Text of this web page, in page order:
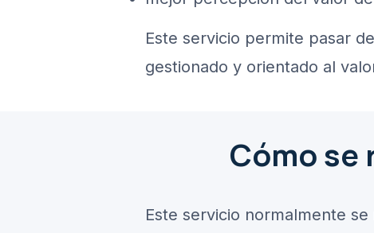
Este servicio permite pasar
gestionado y orientado al
Cómo se
​Este servicio normalmente